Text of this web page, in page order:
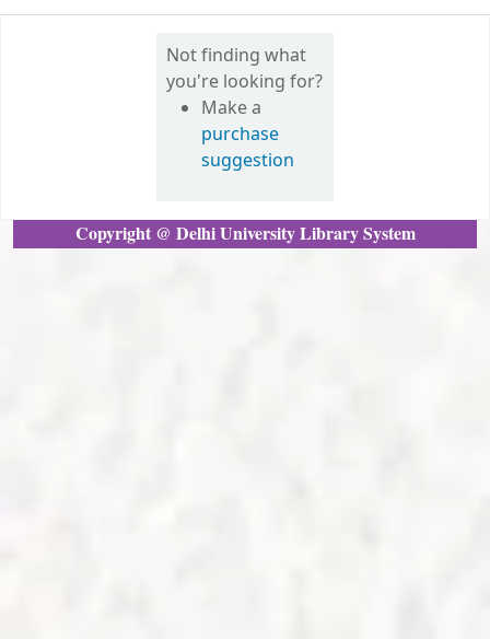
Not finding what
you're looking for?
Make a
purchase
suggestion
Copyright @ Delhi University Library System